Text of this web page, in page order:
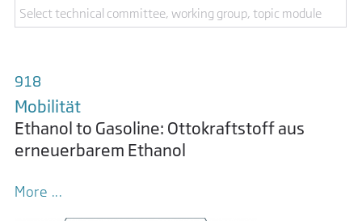
918
Mobilität
Ethanol to Gasoline: Ottokraftstoff aus
erneuerbarem Ethanol
More ...